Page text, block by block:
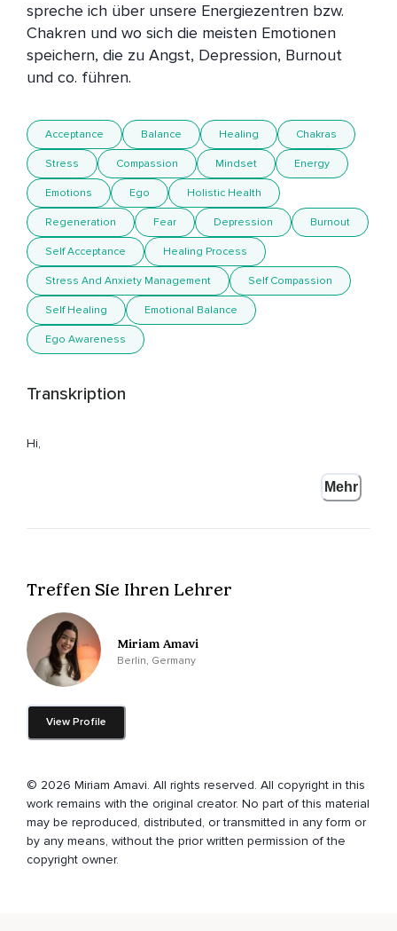
spreche ich über unsere Energiezentren bzw.
Chakren und wo sich die meisten Emotionen
speichern, die zu Angst, Depression, Burnout
und co. führen.
Acceptance Balance Healing Chakras
Stress Compassion Mindset Energy
Emotions Ego Holistic Health
Regeneration Fear Depression Burnout
Self Acceptance Healing Process
Stress And Anxiety Management Self Compassion
Self Healing Emotional Balance
Ego Awareness
Transkription
Hi,
Du hörst meinen Podcast Peaceful Self Project und ich bin
In der ich darüber sprechen werde,
Warum es völlig okay ist,
Wenn man sich mal zurückzieht oder was es überhaupt
bedeutet,
Wenn es uns zum Beispiel nicht so gut geht,
mein Okay dir zu geben,
Dass man das eben darf,
Weil ich finde oft,
Mehr
Treffen Sie Ihren Lehrer
Miriam Amavi
Berlin, Germany
View Profile
© 2026 Miriam Amavi. All rights reserved. All copyright in this
work remains with the original creator. No part of this material
may be reproduced, distributed, or transmitted in any form or
by any means, without the prior written permission of the
copyright owner.